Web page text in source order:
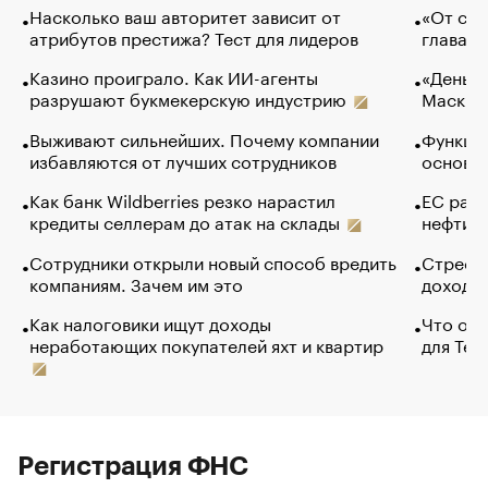
Насколько ваш авторитет зависит от
атрибутов престижа? Тест для лидеров
Казино проиграло. Как ИИ-агенты
разрушают букмекерскую индустрию
Выживают сильнейших. Почему компании
избавляются от лучших сотрудников
Как банк Wildberries резко нарастил
кредиты селлерам до атак на склады
Сотрудники открыли новый способ вредить
компаниям. Зачем им это
Как налоговики ищут доходы
неработающих покупателей яхт и квартир
«От
глава
Маск в
основ
ЕС
нефти
Что
для
Регистрация ФНС